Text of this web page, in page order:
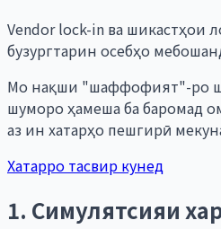
Vendor lock-in ва шикастҳои
бузургтарин осебҳо
Мо нақши "шаффофият"-ро
шуморо ҳамеша ба баромад
аз ин хатарҳо пешгирӣ
Хатарро тасвир кунед
1. Симулятсияи